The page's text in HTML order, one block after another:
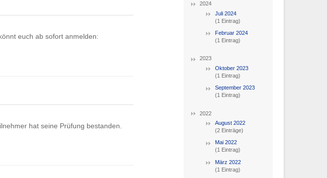
euch ab sofort anmelden:
hat seine Prüfung bestanden.
2024
Juli 2024
(1 Eintrag)
Februar 2024
(1 Eintrag)
2023
Oktober 2023
(1 Eintrag)
September 2023
(1 Eintrag)
2022
August 2022
(2 Einträge)
Mai 2022
(1 Eintrag)
März 2022
(1 Eintrag)